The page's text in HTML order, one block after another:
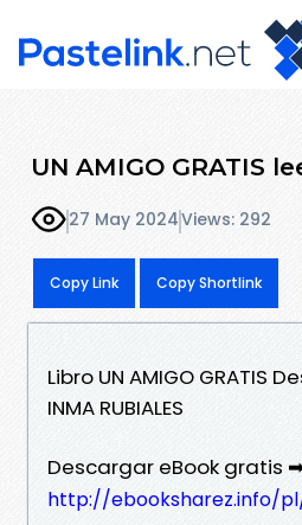
UN AMIGO GRATIS
27 May 2024Views: 292
Copy Link Copy Shortlink
Libro UN AMIGO GRATIS
INMA RUBIALES
Descargar eBook gratis
http://ebooksharez.info/